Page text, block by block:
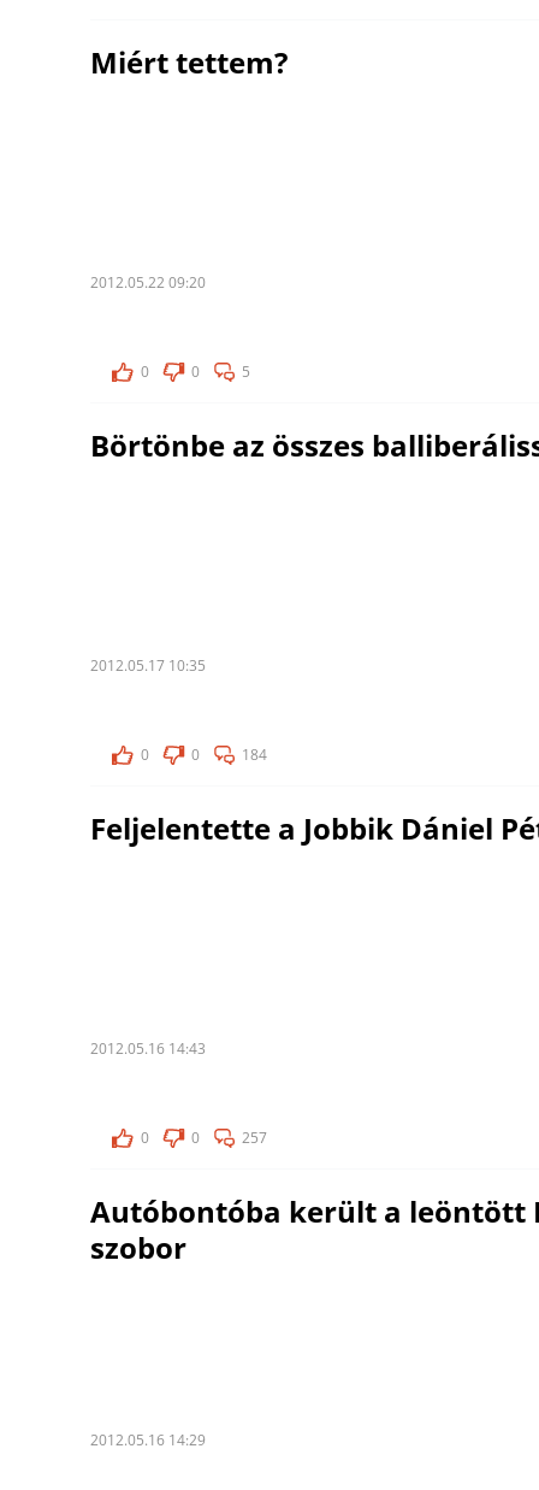
Miért tettem?
2012.05.22 09:20
0 0 5
Börtönbe az összes
2012.05.17 10:35
0 0 184
Feljelentette a Jobbik Dániel
2012.05.16 14:43
0 0 257
Autóbontóba került a leöntött
szobor
2012.05.16 14:29